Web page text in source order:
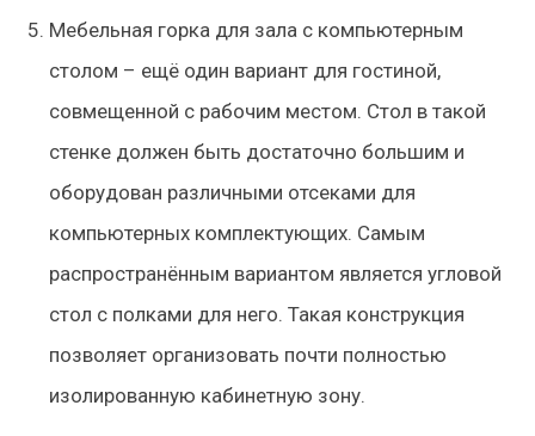
Мебельная горка для зала с компьютерным
столом – ещё один вариант для гостиной,
совмещенной с рабочим местом. Стол в такой
стенке должен быть достаточно большим и
оборудован различными отсеками для
компьютерных комплектующих. Самым
распространённым вариантом является угловой
стол с полками для него. Такая конструкция
позволяет организовать почти полностью
изолированную кабинетную зону.